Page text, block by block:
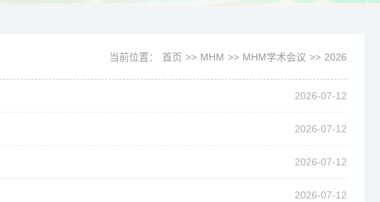
当前位置： 首页 >> MHM >> MHM学术会议 >> 2026
2026-07-12
2026-07-12
2026-07-12
2026-07-12